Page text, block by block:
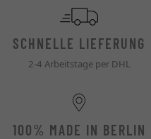
SCHNELLE LIEFERUNG
2-4 Arbeitstage per DHL
100% MADE IN BERLIN